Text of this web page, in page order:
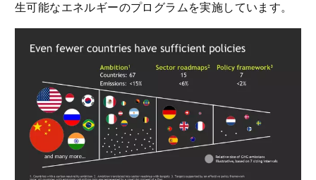
生可能なエネルギーのプログラムを実施しています。